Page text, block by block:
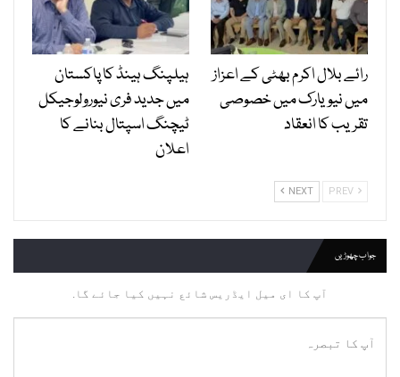
رائے بلال اکرم بھٹی کے اعزاز
میں نیویارک میں خصوصی
تقریب کا انعقاد
ہیلپنگ ہینڈ کا پاکستان
میں جدید فری نیورولوجیکل
ٹیچنگ اسپتال بنانے کا
اعلان
NEXT
جواب چھوڑیں
آپ کا ای میل ایڈریس شائع نہیں کیا جائے گا.